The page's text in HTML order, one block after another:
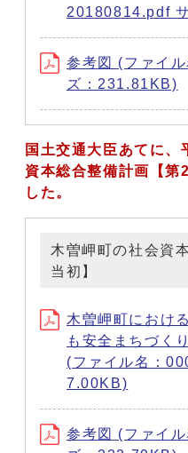
20180814.pdf
参考図 (ファイ
ズ：231.81KB)
国土交通大臣あてに
資本総合整備計画【
した。
木曽岬町の社会資
当初】
木曽岬町におけ
も安全まちづく
(ファイル名：
7.00KB)
参考図 (ファイ